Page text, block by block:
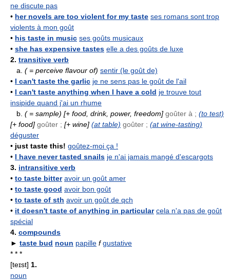
ne discute pas
• her novels are too violent for my taste ses romans sont trop
violents à mon goût
• his taste in music ses goûts musicaux
• she has expensive tastes elle a des goûts de luxe
2. transitive verb
a. ( = perceive flavour of) sentir (le goût de)
• I can't taste the garlic je ne sens pas le goût de l'ail
• I can't taste anything when I have a cold je trouve tout
insipide quand j'ai un rhume
b. ( = sample) [+ food, drink, power, freedom] goûter à ; (to test)
[+ food] goûter ; [+ wine] (at table) goûter ; (at wine-tasting)
déguster
• just taste this! goûtez-moi ça !
• I have never tasted snails je n'ai jamais mangé d'escargots
3. intransitive verb
• to taste bitter avoir un goût amer
• to taste good avoir bon goût
• to taste of sth avoir un goût de qch
• it doesn't taste of anything in particular cela n'a pas de goût
spécial
4. compounds
► taste bud noun papille f gustative
* * *
[teɪst] 1.
noun